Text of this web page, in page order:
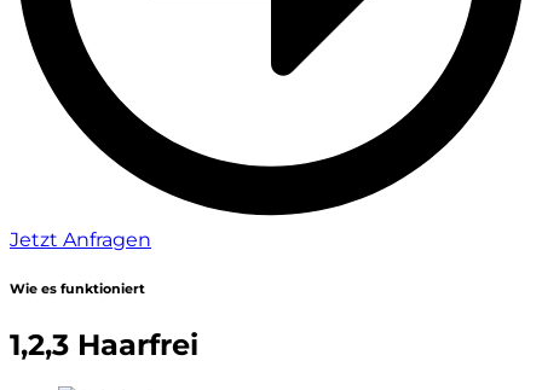
Jetzt Anfragen
Wie es funktioniert
1,2,3 Haarfrei